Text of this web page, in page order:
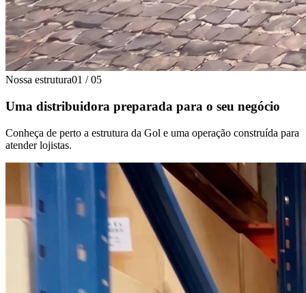
Nossa estrutura01 / 05
Uma distribuidora preparada para o seu negócio
Conheça de perto a estrutura da Gol e uma operação construída para
atender lojistas.